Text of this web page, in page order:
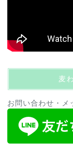
麦
お問い合わせ・